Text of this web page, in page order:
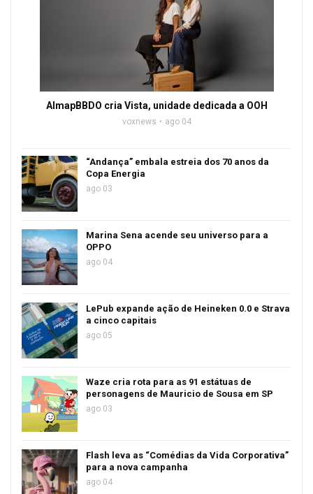
AlmapBBDO cria Vista, unidade dedicada a OOH
voxnews ago 04
“Andança” embala estreia dos 70 anos da
Copa Energia
ago 03
Marina Sena acende seu universo para a
OPPO
ago 04
LePub expande ação de Heineken 0.0 e Strava
a cinco capitais
ago 05
Waze cria rota para as 91 estátuas de
personagens de Mauricio de Sousa em SP
ago 03
Flash leva as “Comédias da Vida Corporativa”
para a nova campanha
ago 04